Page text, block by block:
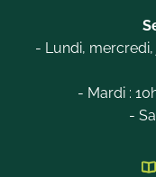
- Lundi,
- Mardi :
-